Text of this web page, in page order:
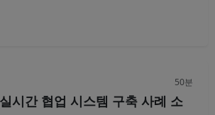
50분
시간 협업 시스템 구축 사례 소